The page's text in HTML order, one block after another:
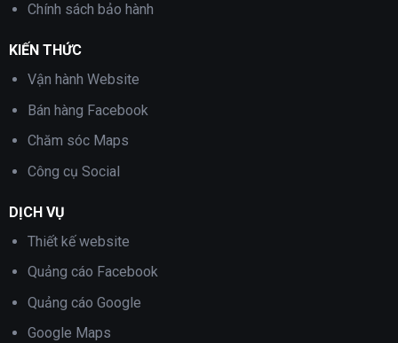
Chính sách bảo hành
KIẾN THỨC
Vận hành Website
Bán hàng Facebook
Chăm sóc Maps
Công cụ Social
DỊCH VỤ
Thiết kế website
Quảng cáo Facebook
Quảng cáo Google
Google Maps